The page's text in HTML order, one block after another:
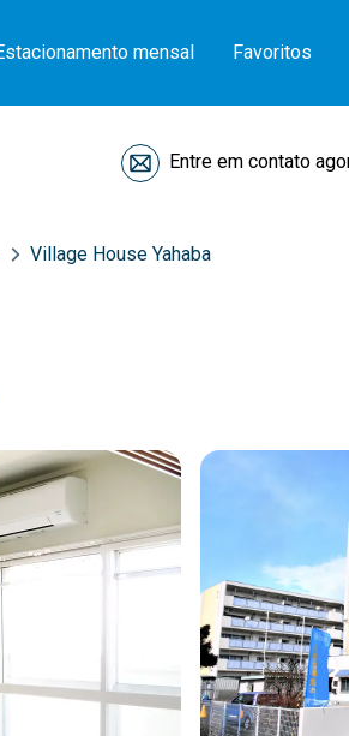
mensal Favoritos
Entre em contato
Village House Yahaba